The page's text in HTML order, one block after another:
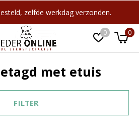
0 0
zelfde werkdag verzonden.
met etuis
FILTER